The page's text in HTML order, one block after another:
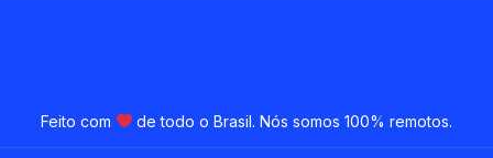
Feito com de todo o Brasil. Nós somos 100% remotos.